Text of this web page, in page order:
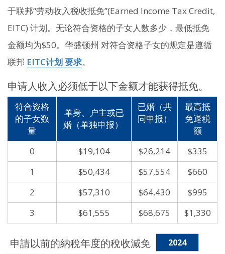
于联邦“劳动收入税收抵免”(Earned Income Tax Credit,
EITC) 计划。无论符合资格的子女人数多少，最低抵免
金额均为$50。华盛顿州 对符合资格子女的规定是遵循
联邦 EITC计划 要求。
申请人收入必须低于以下金额才能获得抵免。
符合资格
的子女数
量
单身、户主或已
婚（单独申报）
已婚（共
同申报）
最高抵
免退税
额
0
$19,104 $26,214
$335
1
$50,434 $57,554
$660
2
$57,310 $64,430
$995
3
$61,555 $68,675 $1,330
申請以前的納稅年度的稅收減免
2024